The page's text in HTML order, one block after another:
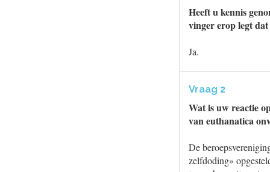
Heeft u kennis
vinger erop legt
Ja.
Vraag 2
Wat is uw reactie
van euthanatica
De
zelfdoding»